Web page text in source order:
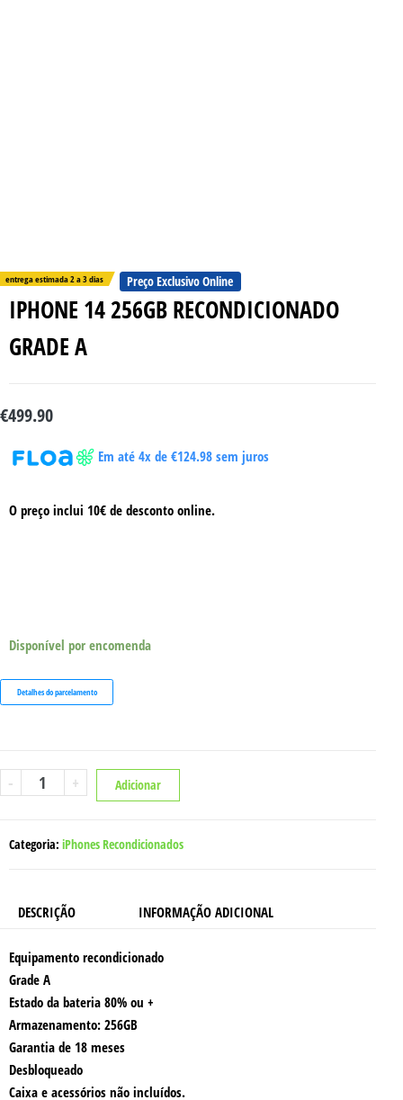
entrega estimada 2 a 3 dias Preço Exclusivo Online
IPHONE 14 256GB RECONDICIONADO
GRADE A
€499.90
Em até 4x de €124.98sem juros
O preço inclui 10€ de desconto online.
Disponível por encomenda
Detalhes do parcelamento
- Quantidade
IPHONE
RECONDICIONADO
GRADE
+ Adicionar
Categoria: iPhones Recondicionados
DESCRIÇÃO INFORMAÇÃO ADICIONAL
Equipamento recondicionado
Grade A
Estado da bateria 80% ou +
Armazenamento: 256GB
Garantia de 18 meses
Desbloqueado
Caixa e acessórios não incluídos.